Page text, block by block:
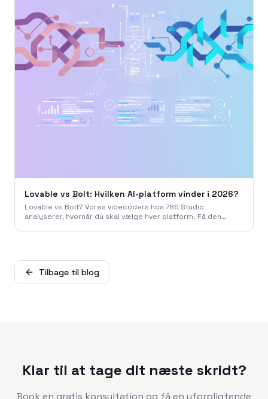
Lovable vs Bolt: Hvilken AI-platform vinder i 2026?
Lovable vs Bolt? Vores vibecoders hos 786 Studio
analyserer, hvornår du skal vælge hver platform. Få den
Tilbage til blog
Klar til at tage dit næste skridt?